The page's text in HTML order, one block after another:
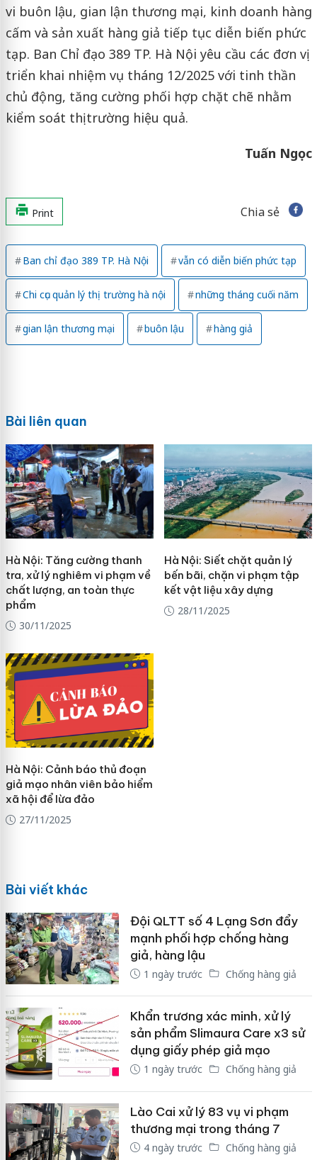
vi buôn lậu, gian lận thương mại, kinh doanh hàng
cấm và sản xuất hàng giả tiếp tục diễn biến phức
tạp. Ban Chỉ đạo 389 TP. Hà Nội yêu cầu các đơn vị
triển khai nhiệm vụ tháng 12/2025 với tinh thần
chủ động, tăng cường phối hợp chặt chẽ nhằm
kiểm soát thị trường hiệu quả.
Tuấn Ngọc
Print Chia sẻ
Ban chỉ đạo 389 TP. Hà Nội vẫn có diễn biến phức tạp
Chi cục quản lý thị trường hà nội những tháng cuối năm
gian lận thương mại buôn lậu hàng giả
Bài liên quan
Hà Nội: Tăng cường thanh
tra, xử lý nghiêm vi phạm về
chất lượng, an toàn thực
phẩm
30/11/2025
Hà Nội: Siết chặt quản lý
bến bãi, chặn vi phạm tập
kết vật liệu xây dựng
28/11/2025
Hà Nội: Cảnh báo thủ đoạn
giả mạo nhân viên bảo hiểm
xã hội để lừa đảo
27/11/2025
Bài viết khác
Đội QLTT số 4 Lạng Sơn đẩy
mạnh phối hợp chống hàng
giả, hàng lậu
1 ngày trước Chống hàng giả
Khẩn trương xác minh, xử lý
sản phẩm Slimaura Care x3 sử
dụng giấy phép giả mạo
1 ngày trước Chống hàng giả
Lào Cai xử lý 83 vụ vi phạm
thương mại trong tháng 7
4 ngày trước Chống hàng giả